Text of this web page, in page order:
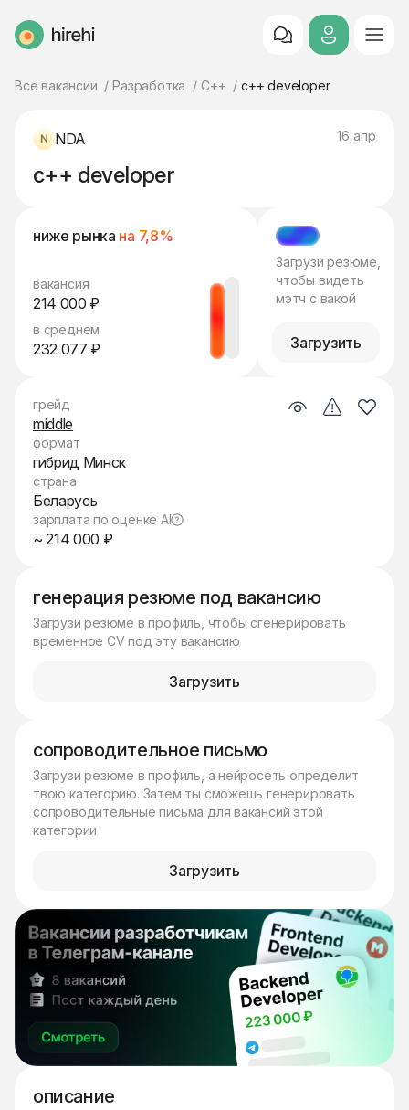
HireHi
Все вакансии Разработка C++ c++ developer
NDA 16 апр
c++ developer
ниже рынка на 7,8%
вакансия
214 000 ₽
в среднем
232 077 ₽
МЭТЧ
Загрузи резюме,
чтобы видеть
мэтч с вакой
Загрузить
генерация резюме под вакансию
Загрузи резюме в профиль, чтобы сгенерировать
временное CV под эту вакансию
Загрузить
сопроводительное письмо
Загрузи резюме в профиль, а нейросеть определит
твою категорию. Затем ты сможешь генерировать
сопроводительные письма для вакансий этой
категории
Загрузить
описание
грейд
middle
формат
гибрид Минск
страна
Беларусь
зарплата по оценке AI
~ 214 000 ₽